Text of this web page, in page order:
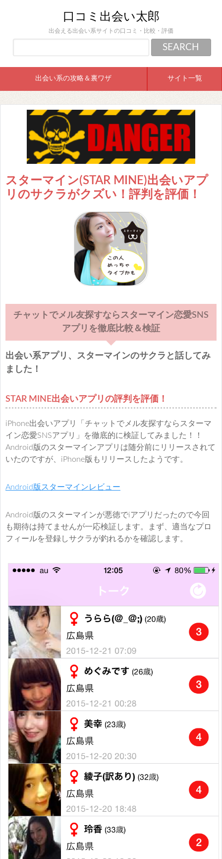
口コミ出会い太郎
出会える出会い系サイトの口コミ・比較・評価
出会い系の攻略＆裏ワザ サイト一覧
スターマイン(STAR MINE)出会いアプ
リのサクラがクズい！評判を評価！
チャットでメル友探すならスターマイン恋愛SNS
アプリを徹底比較＆検証
出会い系アプリ、スターマインのサクラと話してみ
ました！
STAR MINE出会いアプリの評判を評価！
iPhone出会いアプリ「チャットでメル友探すならスターマ
イン恋愛SNSアプリ」を徹底的に検証してみました！！
Android版のスターマインアプリは随分前にリリースされて
いたのですが、iPhone版もリリースしたようです。
Android版スターマインレビュー
Android版のスターマインが悪徳でiアプリだったので今回
も期待は持てませんが一応検証します。まず、適当なプロ
フィールを登録しサクラが釣れるかを確認します。